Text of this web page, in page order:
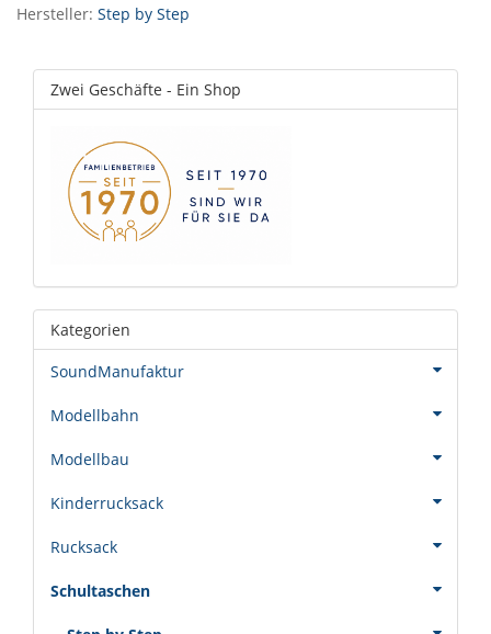
Hersteller: Step by Step
Zwei Geschäfte - Ein Shop
Kategorien
SoundManufaktur
Modellbahn
Modellbau
Kinderrucksack
Rucksack
Schultaschen